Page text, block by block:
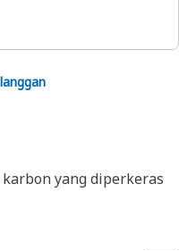
yang diperkeras